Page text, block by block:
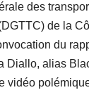
des
de la
du
Diallo, alias
vidéo